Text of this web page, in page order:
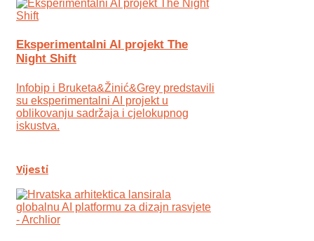
Eksperimentalni AI projekt The
Night Shift
Infobip i Bruketa&Žinić&Grey predstavili
su eksperimentalni AI projekt u
oblikovanju sadržaja i cjelokupnog
iskustva.
Vijesti